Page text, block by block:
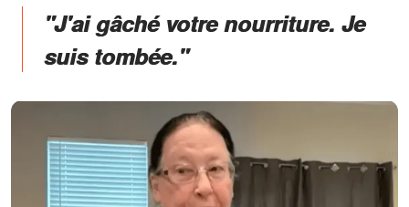
"J'ai gâché votre nourriture. Je
suis tombée."